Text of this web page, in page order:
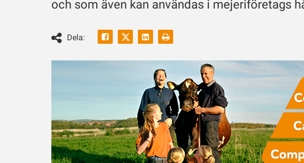
och som även kan användas i mejeriföretags
Dela:
Facebook LinkedinSkriv